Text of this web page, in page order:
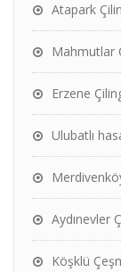
Atapark
Mahmutlar
Erzene
Ulubatlı
Aydınevler
Köşklü